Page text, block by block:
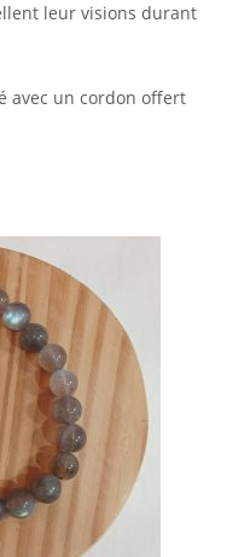
leur visions durant
avec un cordon offert